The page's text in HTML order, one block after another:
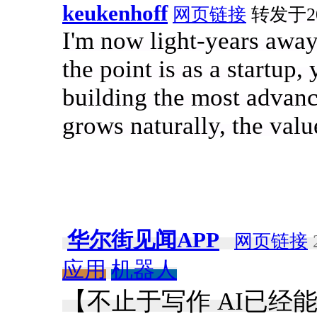
keukenhoff 网页链接 转发于
I'm now light-years
the point is as a
building the most
grows naturally, the
华尔街见闻APP 网页链接
应用 机器人
【不止于写作 AI已经